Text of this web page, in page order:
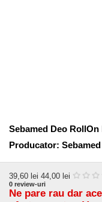
Sebamed Deo
Producator:
39,60 lei 44,00 lei
0 review-uri
Ne pare rau dar